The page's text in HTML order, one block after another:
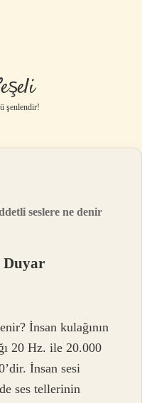
şenlendir!
seslere ne denir
Duyar
İnsan kulağının
20 Hz. ile 20.000
İnsan sesi
ses tellerinin